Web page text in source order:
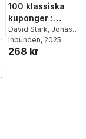
100 klassiska
kuponger :
stryktipsraderna
som går till
historien
David Stark, Jonas
Nilsson
Inbunden, 2025
268 kr